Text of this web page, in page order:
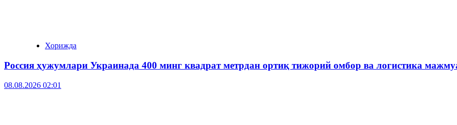
Хорижда
Россия ҳужумлари Украинада 400 минг квадрат метрдан ортиқ тижорий омбор ва логистика
08.08.2026 02:01